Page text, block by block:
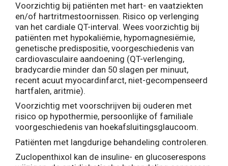
Voorzichtig bij patiënten met hart- en vaatziekten
en/of hartritmestoornissen. Risico op verlenging
van het cardiale QT-interval. Wees voorzichtig bij
patiënten met hypokaliëmie, hypomagnesiëmie,
genetische predispositie, voorgeschiedenis van
cardiovasculaire aandoening (QT-verlenging,
bradycardie minder dan 50 slagen per minuut,
recent acuut myocardinfarct, niet-gecompenseerd
hartfalen, aritmie).
Voorzichtig met voorschrijven bij ouderen met
risico op hypothermie, persoonlijke of familiale
voorgeschiedenis van hoekafsluitingsglaucoom.
Patiënten met langdurige behandeling controleren.
Zuclopenthixol kan de insuline- en glucoserespons